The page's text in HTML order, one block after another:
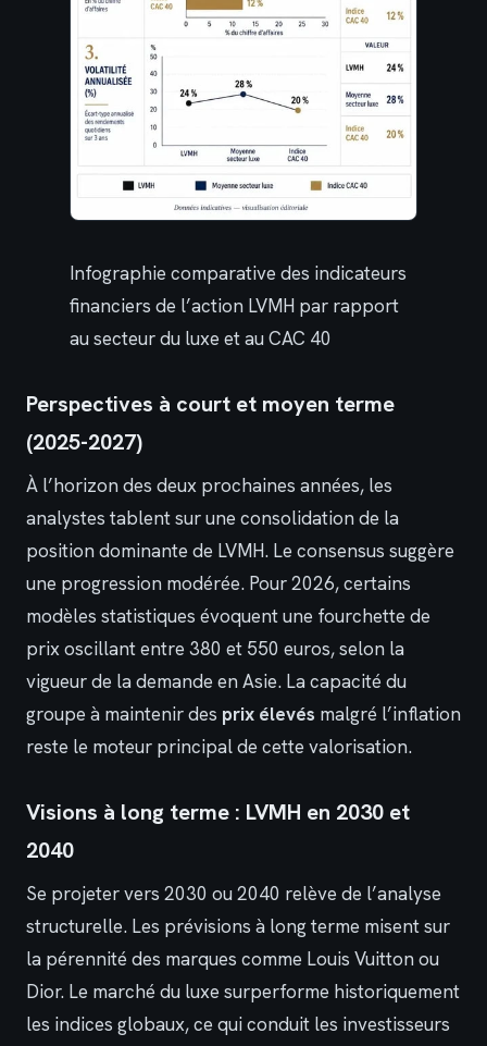
Infographie comparative des indicateurs
financiers de l’action LVMH par rapport
au secteur du luxe et au CAC 40
Perspectives à court et moyen terme
(2025-2027)
À l’horizon des deux prochaines années, les
analystes tablent sur une consolidation de la
position dominante de LVMH. Le consensus suggère
une progression modérée. Pour 2026, certains
modèles statistiques évoquent une fourchette de
prix oscillant entre 380 et 550 euros, selon la
vigueur de la demande en Asie. La capacité du
groupe à maintenir des prix élevés malgré l’inflation
reste le moteur principal de cette valorisation.
Visions à long terme : LVMH en 2030 et
2040
Se projeter vers 2030 ou 2040 relève de l’analyse
structurelle. Les prévisions à long terme misent sur
la pérennité des marques comme Louis Vuitton ou
Dior. Le marché du luxe surperforme historiquement
les indices globaux, ce qui conduit les investisseurs